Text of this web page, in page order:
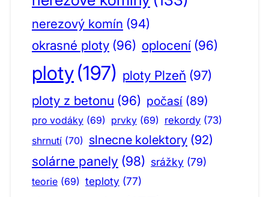
nerezový komín (94)
okrasné ploty (96) oplocení (96)
ploty(197) ploty Plzeň (97)
ploty z betonu (96) počasí (89)
pro vodáky (69) prvky (69) rekordy (73)
shrnutí (70) slnecne kolektory (92)
solárne panely (98) srážky (79)
teorie (69) teploty (77)